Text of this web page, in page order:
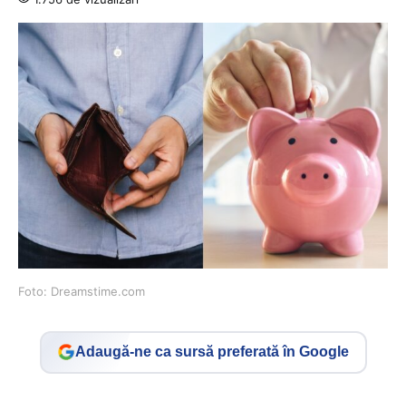
Foto: Dreamstime.com
Adaugă-ne ca sursă preferată în Google